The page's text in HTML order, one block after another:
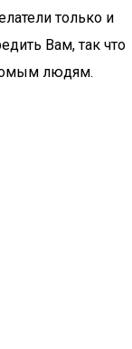
только и
Вам, так что
людям.